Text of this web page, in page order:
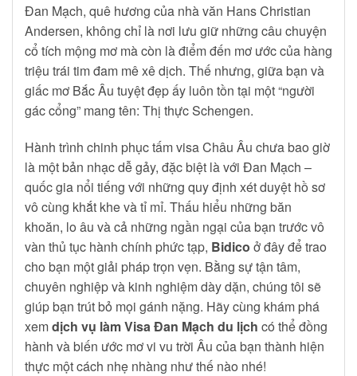
Đan Mạch, quê hương của nhà văn Hans Christian
Andersen, không chỉ là nơi lưu giữ những câu chuyện
cổ tích mộng mơ mà còn là điểm đến mơ ước của hàng
triệu trái tim đam mê xê dịch. Thế nhưng, giữa bạn và
giấc mơ Bắc Âu tuyệt đẹp ấy luôn tồn tại một “người
gác cổng” mang tên: Thị thực Schengen.
Hành trình chinh phục tấm visa Châu Âu chưa bao giờ
là một bản nhạc dễ gảy, đặc biệt là với Đan Mạch –
quốc gia nổi tiếng với những quy định xét duyệt hồ sơ
vô cùng khắt khe và tỉ mỉ. Thấu hiểu những băn
khoăn, lo âu và cả những ngần ngại của bạn trước vô
vàn thủ tục hành chính phức tạp, Bidico ở đây để trao
cho bạn một giải pháp trọn vẹn. Bằng sự tận tâm,
chuyên nghiệp và kinh nghiệm dày dặn, chúng tôi sẽ
giúp bạn trút bỏ mọi gánh nặng. Hãy cùng khám phá
xemdịch vụ làm Visa Đan Mạch du lịch có thể đồng
hành và biến ước mơ vi vu trời Âu của bạn thành hiện
thực một cách nhẹ nhàng như thế nào nhé!